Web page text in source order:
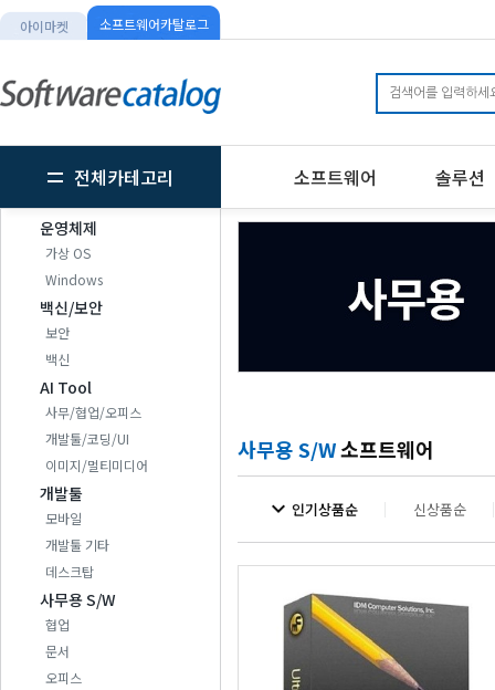
아이마켓 소프트웨어카탈로그
전체카테고리 소프트웨어 솔루션
운영체제
가상 OS
Windows
백신/보안
보안
백신
AI Tool
사무/협업/오피스
개발툴/코딩/UI
이미지/멀티미디어
개발툴
모바일
개발툴 기타
데스크탑
사무용 S/W
협업
문서
오피스
사무용 S/W소프트웨어
expand_more 인기상품순 신상품순